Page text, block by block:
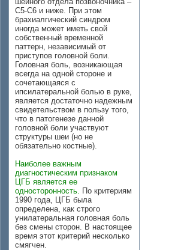
C5-С6 и ниже. При этом
брахиалгический синдром
иногда может иметь свой
собственный временной
паттерн, независимый от
приступов головной боли.
Головная боль, возникающая
всегда на одной стороне и
сочетающаяся с
ипсилатеральной болью в руке,
является достаточно надежным
свидетельством в пользу того,
что в патогенезе данной
головной боли участвуют
структуры шеи (но не
обязательно костные).
Наиболее важным
диагностическим признаком
ЦГБ является ее
односторонность. По критериям
1990 года, ЦГБ была
определена, как строго
унилатеральная головная боль
без смены сторон. В настоящее
время этот критерий несколько
смягчен.